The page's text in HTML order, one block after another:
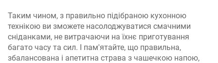
Таким чином, з правильно підібраною кухонною
технікою ви зможете насолоджуватися смачними
сніданками, не витрачаючи на їхнє приготування
багато часу та сил. І пам'ятайте, що правильна,
збалансована і апетитна страва з чашечкою напою,